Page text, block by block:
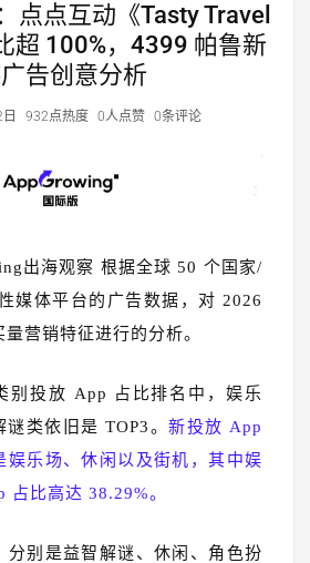
点点互动《Tasty Travel
超 100%，4399 帕鲁新
告创意分析
932点热度 0人点赞 0条评论
出海观察 根据全球 50 个国家/
媒体平台的广告数据，对 2026
营销特征进行的分析。
别投放 App 占比排名中，娱乐
类依旧是 TOP3。 新投放 App
娱乐场、休闲以及街机，其中娱
占比高达 38.29%。
分别是益智解谜、休闲、角色扮